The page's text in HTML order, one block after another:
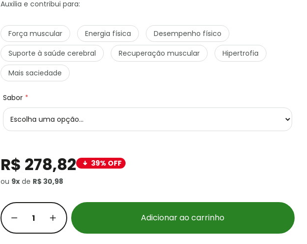
Auxilia e contribui para:
Força muscular Energia física
Desempenho físico
Suporte à saúde cerebral
Recuperação muscular
Hipertrofia
Mais saciedade
Sabor
R$ 278,82
ou 9xde R$ 30,98
39% OFF
Adicionar ao carrinho